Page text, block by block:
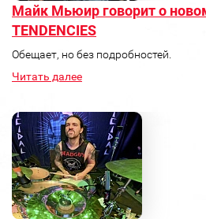
Майк Мьюир говорит о
TENDENCIES
Обещает, но без подробностей.
Читать далее